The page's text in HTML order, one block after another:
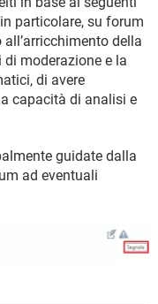
particolare, su forum
della
moderazione e la
di avere
capacità di analisi e
guidate dalla
ad eventuali